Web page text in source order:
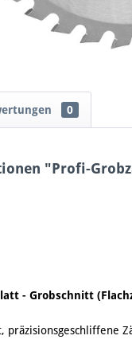
0
"Profi-
- Grobschnitt
präzisionsgeschliffene